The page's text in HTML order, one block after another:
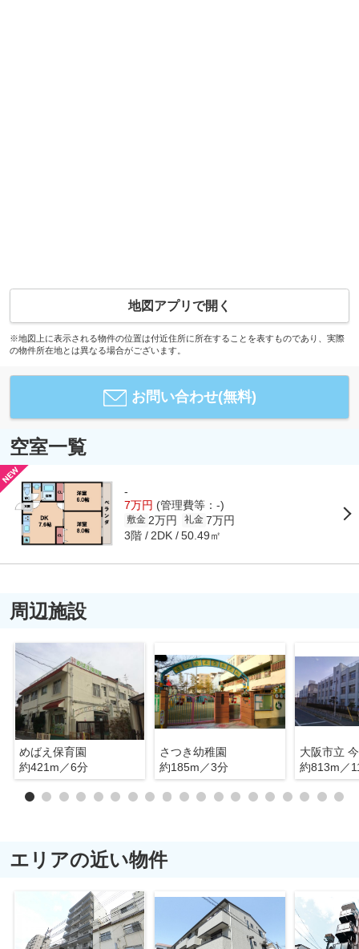
地図アプリで開く
※地図上に表示される物件の位置は付近住所に所在することを表すものであり、実際
の物件所在地とは異なる場合がございます。
お問い合わせ(無料)
空室一覧
-
7万円 (管理費等：-)
敷金 2万円 礼金 7万円
3階 2DK 50.49㎡
周辺施設
めばえ保育園
約421m／6分
さつき幼稚園
約185m／3分
大阪市立
約813m／
エリアの近い物件